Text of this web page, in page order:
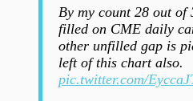
By my count 28 out of
filled on CME daily
other unfilled gap is
left of this chart also.
pic.twitter.com/